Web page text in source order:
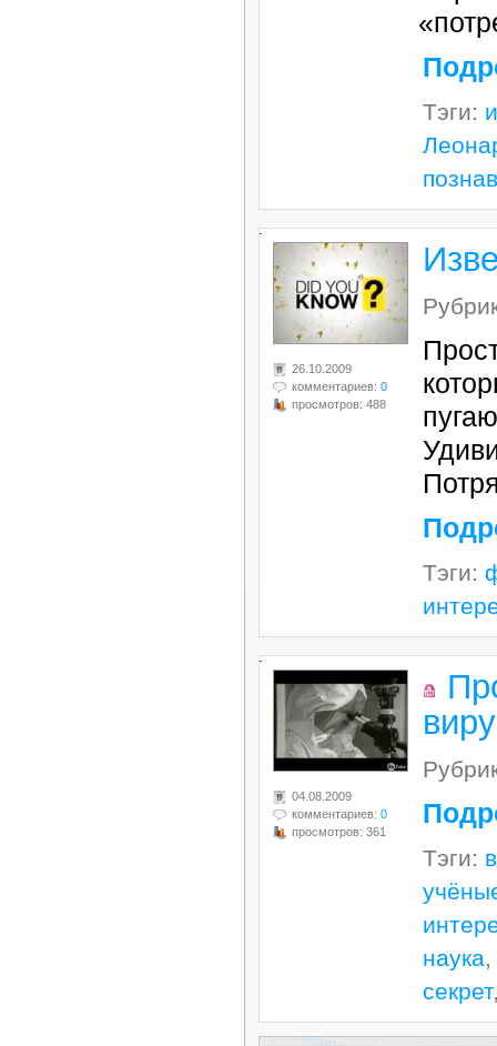
«
Тэги:
.
26.10.2009
комментариев: 0
просмотров: 488
Тэги:
.
04.08.2009
комментариев: 0
просмотров: 361
Тэги:
наука,
секрет